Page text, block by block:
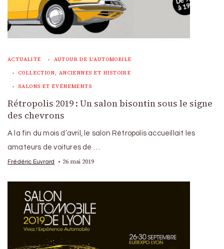
ACTUALITÉ AUTOUR DE L'AUTOMOBILE
COLLECTION, ANCIENNES ET HISTOIRE
SALONS ET ÉVÉNEMENTS
Rétropolis 2019 : Un salon bisontin sous le signe
des chevrons
A la fin du mois d’avril, le salon Rétropolis accueillait les
amateurs de voitures de …
Frédéric Euvrard 26 mai 2019